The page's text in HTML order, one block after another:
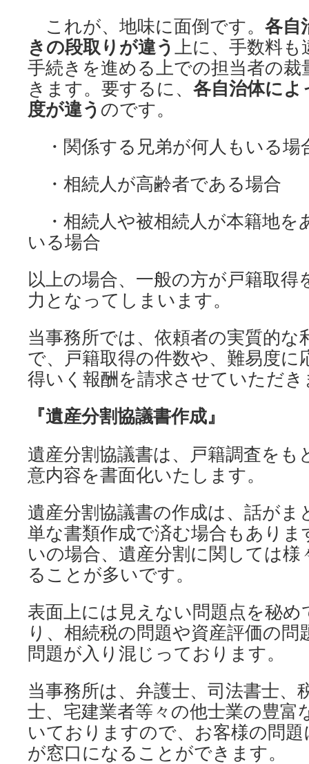
これが、地味に面倒です。 各自
きの段取りが違う 上に、手数料
手続きを進める上での担当者の
きます。要するに、 各自治体によ
度が違う のです。
・関係する兄弟が何人もいる場
・相続人が高齢者である場合
・相続人や被相続人が本籍地を
いる場合
以上の場合、一般の方が戸籍取得
力となってしまいます。
当事務所では、依頼者の実質的な
で、戸籍取得の件数や、難易度に
得いく報酬を請求させていただき
『遺産分割協議書作成』
遺産分割協議書は、戸籍調査をも
意内容を書面化いたします。
遺産分割協議書の作成は、話が
単な書類作成で済む場合もあり
いの場合、遺産分割に関しては
ることが多いです。
表面上には見えない問題点を秘
り、相続税の問題や資産評価の
問題が入り混じっております。
当事務所は、弁護士、司法書士、
士、宅建業者等々の他士業の豊富
いておりますので、お客様の問
が窓口になることができます。